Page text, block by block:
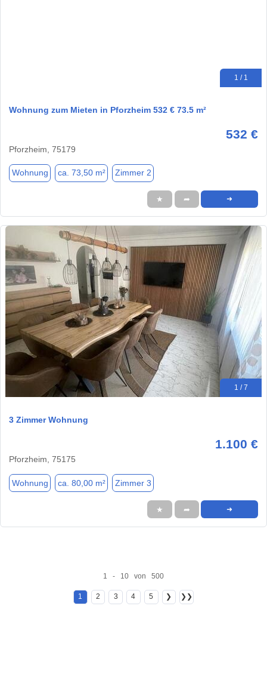
1 / 1
Wohnung zum Mieten in Pforzheim 532 € 73.5 m²
532 €
Pforzheim, 75179
Wohnung ca. 73,50 m² Zimmer 2
★ ➦ ➜
1 / 7
3 Zimmer Wohnung
1.100 €
Pforzheim, 75175
Wohnung ca. 80,00 m² Zimmer 3
★ ➦ ➜
1 - 10 von 500
1 2 3 4 5 ❯ ❯❯